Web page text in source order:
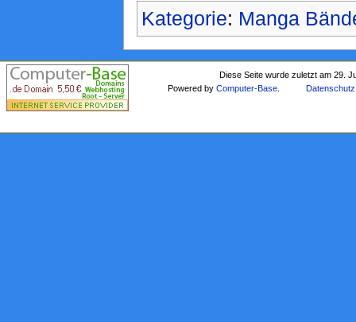
Kategorie: Manga
Diese Seite wurde zuletzt am 29.
Powered byComputer-Base Datenschutz